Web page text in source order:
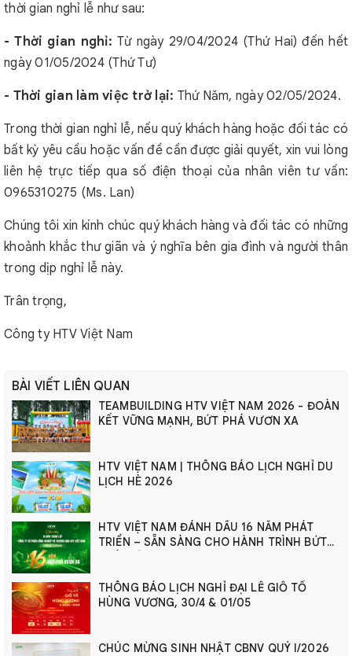
thời gian nghỉ lễ như sau:
- Thời gian nghỉ: Từ ngày 29/04/2024 (Thứ Hai) đến hết
ngày 01/05/2024 (Thứ Tư)
- Thời gian làm việc trở lại: Thứ Năm, ngày 02/05/2024.
Trong thời gian nghỉ lễ, nếu quý khách hàng hoặc đối tác có
bất kỳ yêu cầu hoặc vấn đề cần được giải quyết, xin vui lòng
liên hệ trực tiếp qua số điện thoại của nhân viên tư vấn:
0965310275 (Ms. Lan)
Chúng tôi xin kính chúc quý khách hàng và đối tác có những
khoảnh khắc thư giãn và ý nghĩa bên gia đình và người thân
trong dịp nghỉ lễ này.
Trân trọng,
Công ty HTV Việt Nam
BÀI VIẾT LIÊN QUAN
TEAMBUILDING HTV VIỆT NAM 2026 - ĐOÀN
KẾT VỮNG MẠNH, BỨT PHÁ VƯƠN XA
HTV VIỆT NAM | THÔNG BÁO LỊCH NGHỈ DU
LỊCH HÈ 2026
HTV VIỆT NAM ĐÁNH DẤU 16 NĂM PHÁT
TRIỂN – SẴN SÀNG CHO HÀNH TRÌNH BỨT
THÔNG BÁO LỊCH NGHỈ ĐẠI LỄ GIỖ TỔ
HÙNG VƯƠNG, 30/4 & 01/05
CHÚC MỪNG SINH NHẬT CBNV QUÝ I/2026